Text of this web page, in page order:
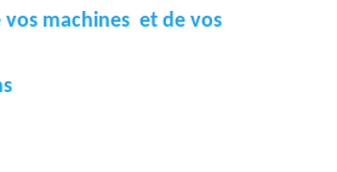
machines et de vos